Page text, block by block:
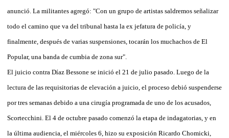
anunció. La militantes agregó: "Con un grupo de artistas saldremos señalizar
todo el camino que va del tribunal hasta la ex jefatura de policía, y
finalmente, después de varias suspensiones, tocarán los muchachos de El
Popular, una banda de cumbia de zona sur".
El juicio contra Díaz Bessone se inició el 21 de julio pasado. Luego de la
lectura de las requisitorias de elevación a juicio, el proceso debió suspenderse
por tres semanas debido a una cirugía programada de uno de los acusados,
Scortecchini. El 4 de octubre pasado comenzó la etapa de indagatorias, y en
la última audiencia, el miércoles 6, hizo su exposición Ricardo Chomicki,